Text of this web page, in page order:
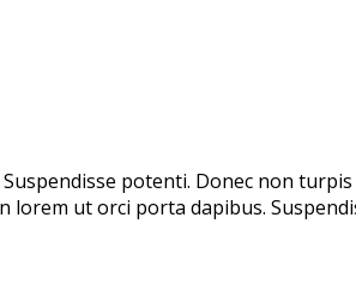
potenti. Donec non
ut orci porta dapibus.